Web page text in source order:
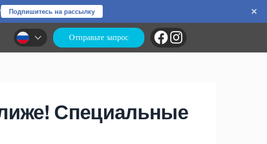
Подпишитесь на рассылку
Отправьте запрос
Специальные